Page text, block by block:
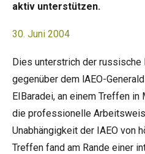
aktiv unterstützen.
30. Juni 2004
Dies unterstrich der russische
gegenüber dem lAEO-
EIBaradei, an einem Treffen
die professionelle
Unabhängigkeit der IAEO von
Treffen fand am Rande einer